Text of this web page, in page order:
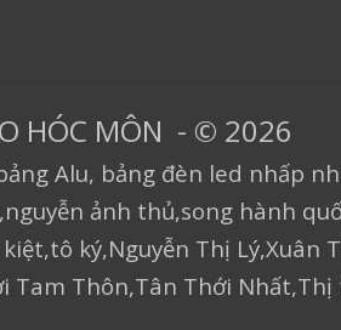
HÓC MÔN - © 2026
Alu, bảng đèn led nhấp
ảnh thủ,song hành
ký,Nguyễn Thị Lý,Xuân
Tam Thôn,Tân Thới Nhất,Thị